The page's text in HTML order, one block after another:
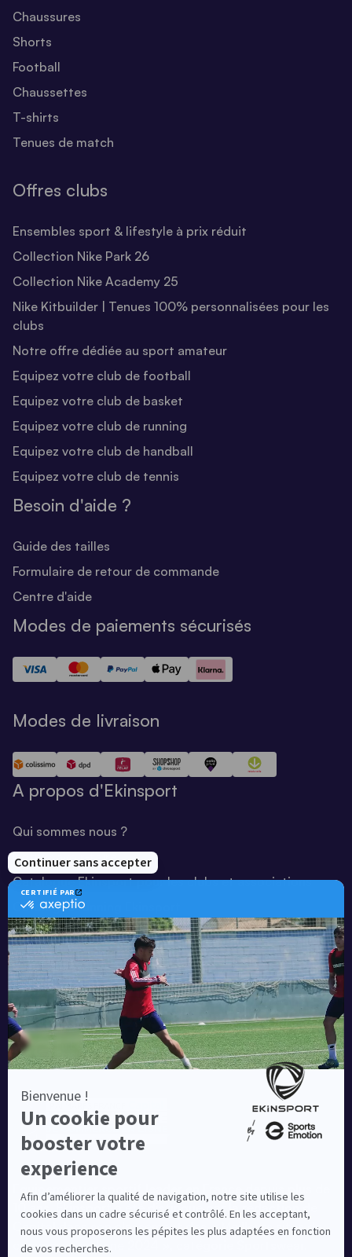
Chaussures
Shorts
Football
Chaussettes
T-shirts
Tenues de match
Offres clubs
Ensembles sport & lifestyle à prix réduit
Collection Nike Park 26
Collection Nike Academy 25
Nike Kitbuilder | Tenues 100% personnalisées pour les
clubs
Notre offre dédiée au sport amateur
Equipez votre club de football
Equipez votre club de basket
Equipez votre club de running
Equipez votre club de handball
Equipez votre club de tennis
Besoin d'aide ?
Guide des tailles
Formulaire de retour de commande
Centre d'aide
Modes de paiements sécurisés
Modes de livraison
A propos d'Ekinsport
Qui sommes nous ?
Notre savoir-faire
Catalogue Ekinsport pour les clubs et associations
Catalogue running Ekinsport
Blog
Une société de :
Equipementier sportif leader en France depuis plus de
10 ans, Ekinsport a été distingué par la rédaction de
Capital dans son classement des « Meilleurs sites de
commerce en ligne 2024 », catégorie Sportswear.